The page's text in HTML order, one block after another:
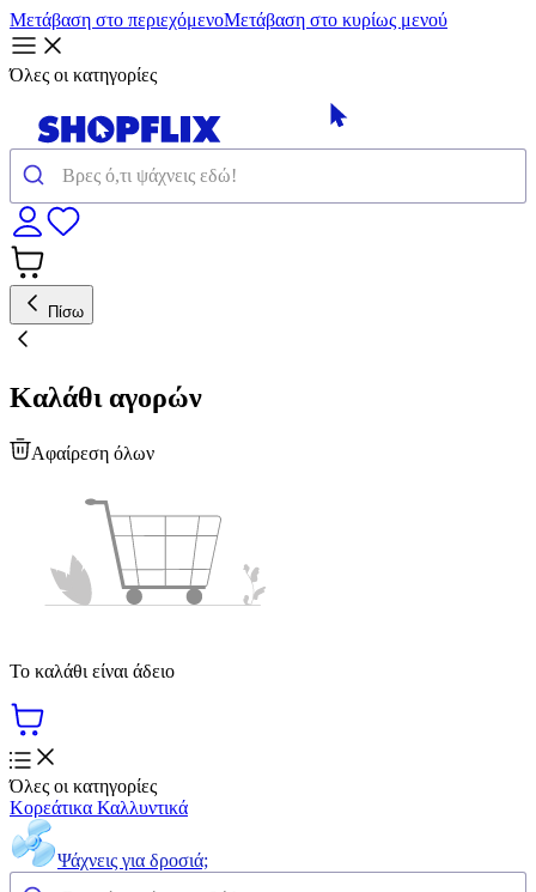
Μετάβαση στο περιεχόμενοΜετάβαση στο κυρίως μενού
Όλες οι κατηγορίες
Πίσω
Καλάθι αγορών
Αφαίρεση όλων
Το καλάθι είναι άδειο
Όλες οι κατηγορίες
Κορεάτικα Καλλυντικά
Ψάχνεις για δροσιά;